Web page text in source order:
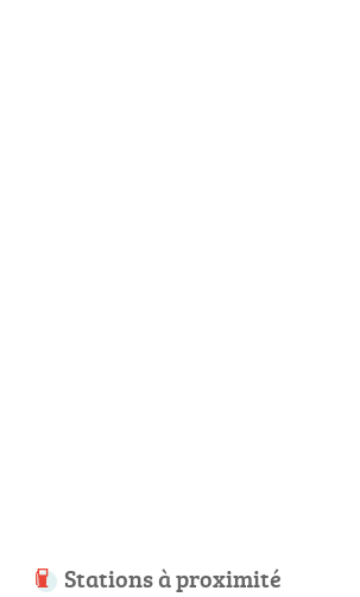
Stations à proximité